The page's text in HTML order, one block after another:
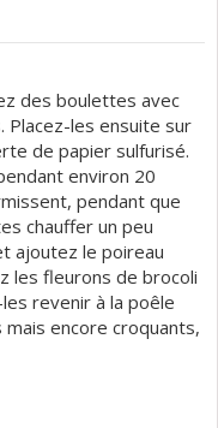
des boulettes avec
Placez-les ensuite sur
de papier sulfurisé.
environ 20
pendant que
chauffer un peu
ajoutez le poireau
les fleurons de brocoli
revenir à la poêle
encore croquants,